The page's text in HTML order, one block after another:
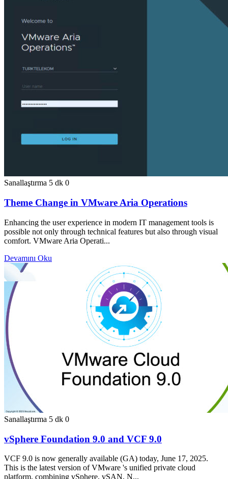
Sanallaştırma 5 dk 0
Theme Change in VMware Aria Operations
Enhancing the user experience in modern IT management tools is
possible not only through technical features but also through visual
comfort. VMware Aria Operati...
Devamını Oku
Sanallaştırma 5 dk 0
vSphere Foundation 9.0 and VCF 9.0
VCF 9.0 is now generally available (GA) today, June 17, 2025.
This is the latest version of VMware 's unified private cloud
platform, combining vSphere, vSAN, N...